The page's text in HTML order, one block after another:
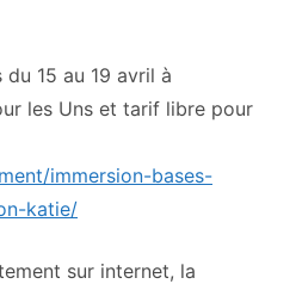
du 15 au 19 avril à
les Uns et tarif libre pour
immersion-bases-
katie/
sur internet, la